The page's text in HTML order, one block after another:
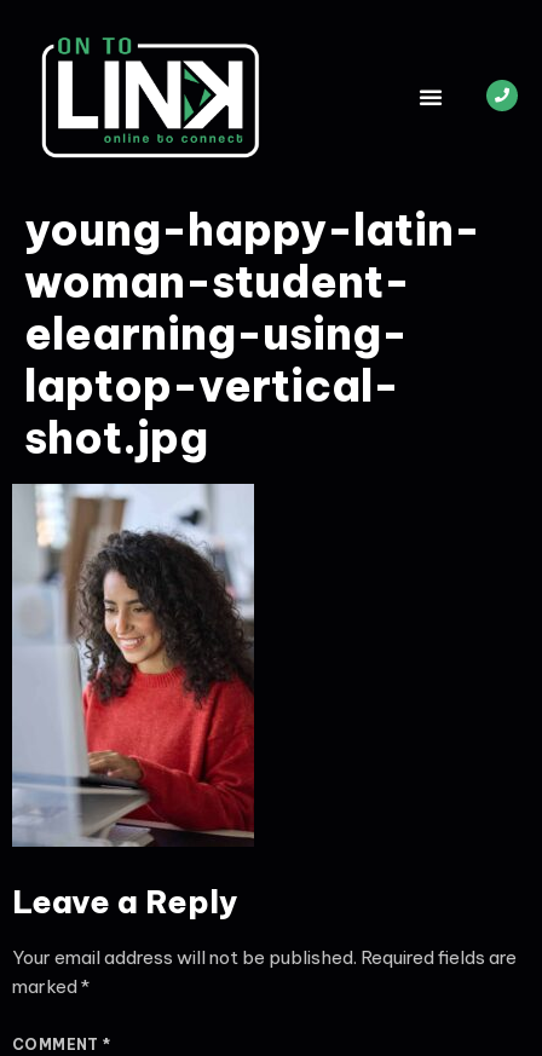
young-happy-latin-
woman-student-
elearning-using-
laptop-vertical-
shot.jpg
Leave a Reply
Your email address will not be published. Required fields are
marked*
COMMENT*